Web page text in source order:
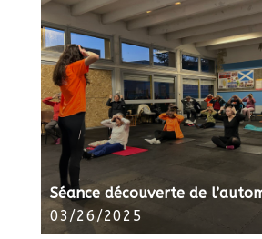
Séance découverte de
03/26/2025